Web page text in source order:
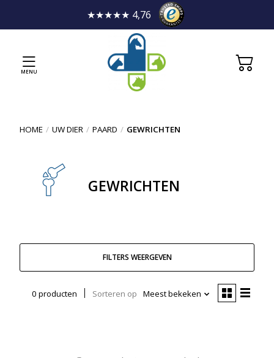
★★★★★ 4,76
MENU
HOME / UW DIER / PAARD / GEWRICHTEN
GEWRICHTEN
FILTERS WEERGEVEN
0 producten Sorteren op Meest bekeken